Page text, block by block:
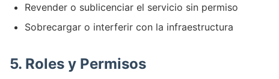
Revender o sublicenciar el servicio sin permiso
Sobrecargar o interferir con la infraestructura
5. Roles y Permisos